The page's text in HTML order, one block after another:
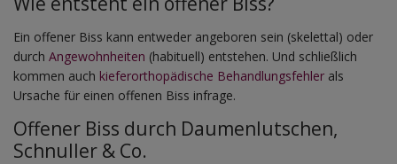
Ein offener Biss kann entweder angeboren sein (skelettal) oder
durch Angewohnheiten (habituell) entstehen. Und schließlich
kommen auch kieferorthopädische Behandlungsfehler als
Ursache für einen offenen Biss infrage.
Offener Biss durch Daumenlutschen,
Schnuller & Co.